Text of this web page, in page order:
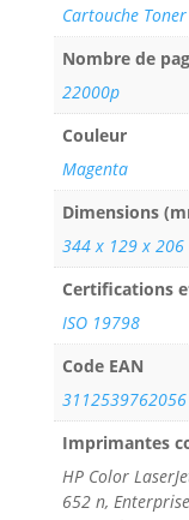
Cartouche
Nombre de
22000p
Couleur
Magenta
Dimensions
344 x 129 x 206
Certifications
ISO 19798
Code EAN
3112539762056
Imprimantes
HP Color
652 n,